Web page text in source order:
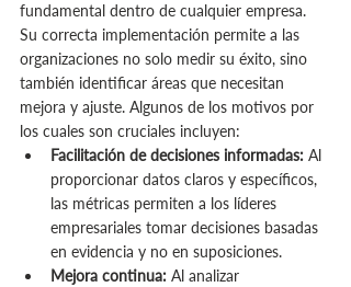
fundamental dentro de cualquier empresa.
Su correcta implementación permite a las
organizaciones no solo medir su éxito, sino
también identificar áreas que necesitan
mejora y ajuste. Algunos de los motivos por
los cuales son cruciales incluyen:
Facilitación de decisiones informadas: Al
proporcionar datos claros y específicos,
las métricas permiten a los líderes
empresariales tomar decisiones basadas
en evidencia y no en suposiciones.
Mejora continua: Al analizar